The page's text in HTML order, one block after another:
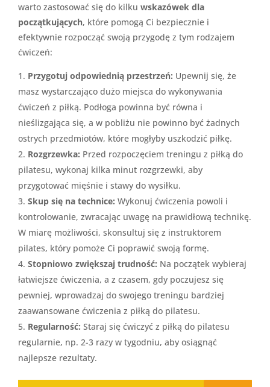
warto zastosować się do kilku wskazówek dla
początkujących, które pomogą Ci bezpiecznie i
efektywnie rozpocząć swoją przygodę z tym rodzajem
ćwiczeń:
Przygotuj odpowiednią przestrzeń: Upewnij się, że
masz wystarczająco dużo miejsca do wykonywania
ćwiczeń z piłką. Podłoga powinna być równa i
nieślizgająca się, a w pobliżu nie powinno być żadnych
ostrych przedmiotów, które mogłyby uszkodzić piłkę.
Rozgrzewka: Przed rozpoczęciem treningu z piłką do
pilatesu, wykonaj kilka minut rozgrzewki, aby
przygotować mięśnie i stawy do wysiłku.
Skup się na technice: Wykonuj ćwiczenia powoli i
kontrolowanie, zwracając uwagę na prawidłową technikę.
W miarę możliwości, skonsultuj się z instruktorem
pilates, który pomoże Ci poprawić swoją formę.
Stopniowo zwiększaj trudność: Na początek wybieraj
łatwiejsze ćwiczenia, a z czasem, gdy poczujesz się
pewniej, wprowadzaj do swojego treningu bardziej
zaawansowane ćwiczenia z piłką do pilatesu.
Regularność: Staraj się ćwiczyć z piłką do pilatesu
regularnie, np. 2-3 razy w tygodniu, aby osiągnąć
najlepsze rezultaty.